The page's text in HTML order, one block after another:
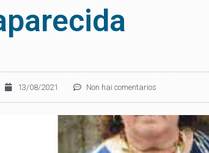
13/08/2021 Non hai comentarios